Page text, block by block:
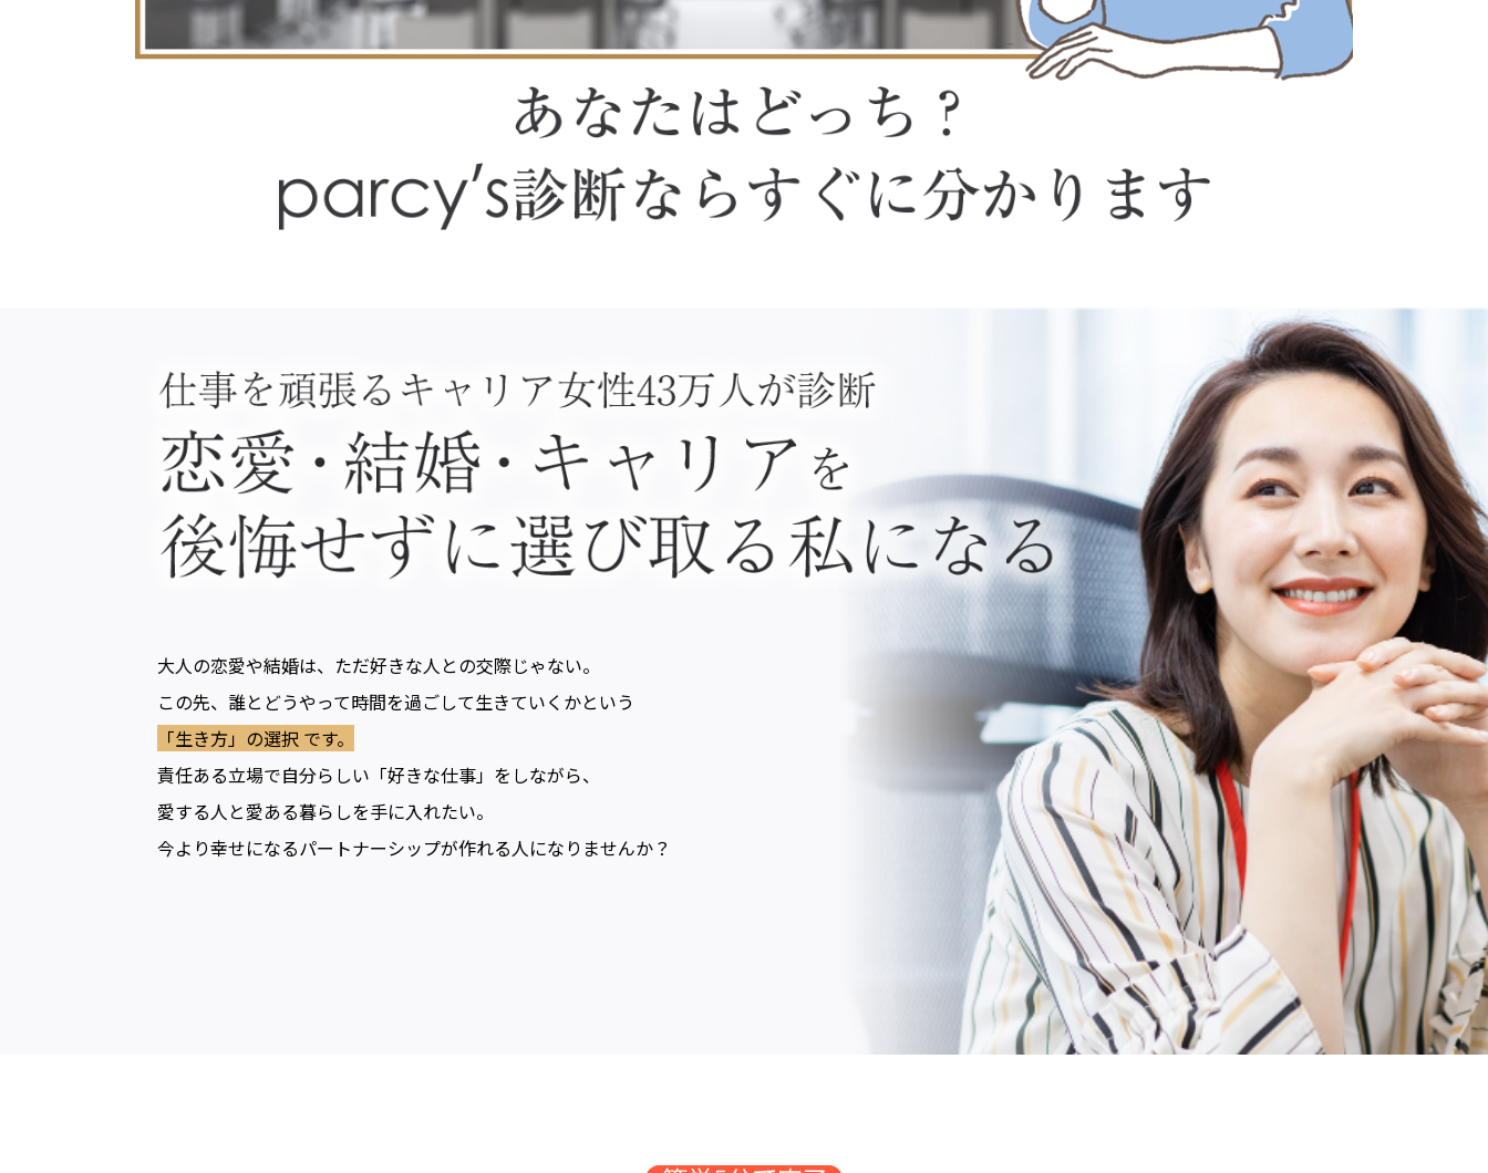
大人の恋愛や結婚は、ただ好きな人との交際じゃない。
この先、誰とどうやって時間を過ごして生きていくかという
「生き方」の選択 です。
責任ある立場で自分らしい「好きな仕事」をしながら、
愛する人と愛ある暮らしを手に入れたい。
今より幸せになるパートナーシップが作れる人になりませんか？